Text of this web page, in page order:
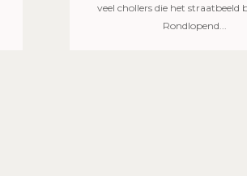
veel chollers die het straatbeeld
Rondlopend...